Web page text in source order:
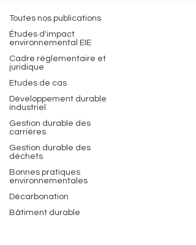
Toutes nos publications
Études d'impact
environnemental EIE
Cadre réglementaire et
juridique
Etudes de cas
Développement durable
industriel
Gestion durable des
carrières
Gestion durable des
déchets
Bonnes pratiques
environnementales
Décarbonation
Bâtiment durable